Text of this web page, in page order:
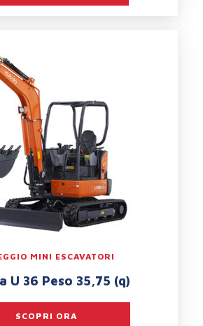
MINI ESCAVATORI
U 36 Peso 35,75 (q)
SCOPRI ORA